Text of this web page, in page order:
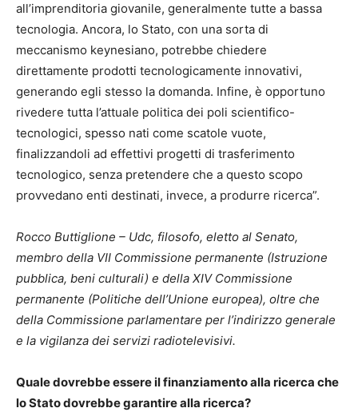
all’imprenditoria giovanile, generalmente tutte a bassa
tecnologia. Ancora, lo Stato, con una sorta di
meccanismo keynesiano, potrebbe chiedere
direttamente prodotti tecnologicamente innovativi,
generando egli stesso la domanda. Infine, è opportuno
rivedere tutta l’attuale politica dei poli scientifico-
tecnologici, spesso nati come scatole vuote,
finalizzandoli ad effettivi progetti di trasferimento
tecnologico, senza pretendere che a questo scopo
provvedano enti destinati, invece, a produrre ricerca”.
Rocco Buttiglione – Udc, filosofo, eletto al Senato,
membro della VII Commissione permanente (Istruzione
pubblica, beni culturali) e della XIV Commissione
permanente (Politiche dell’Unione europea), oltre che
della Commissione parlamentare per l’indirizzo generale
e la vigilanza dei servizi radiotelevisivi.
Quale dovrebbe essere il finanziamento alla ricerca che
lo Stato dovrebbe garantire alla ricerca?